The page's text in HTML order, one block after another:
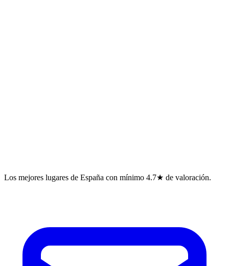
Los mejores lugares de España con mínimo 4.7★ de valoración.